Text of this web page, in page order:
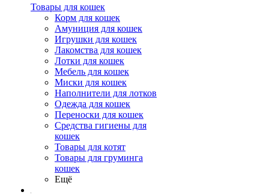
Товары для кошек
Корм для кошек
Амуниция для кошек
Игрушки для кошек
Лакомства для кошек
Лотки для кошек
Мебель для кошек
Миски для кошек
Наполнители для лотков
Одежда для кошек
Переноски для кошек
Средства гигиены для
кошек
Товары для котят
Товары для груминга
кошек
Ещё